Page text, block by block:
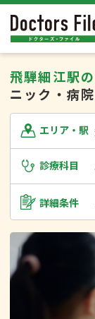
飛騨細江駅
ニック・病院
エリア・駅
診療科目
詳細条件